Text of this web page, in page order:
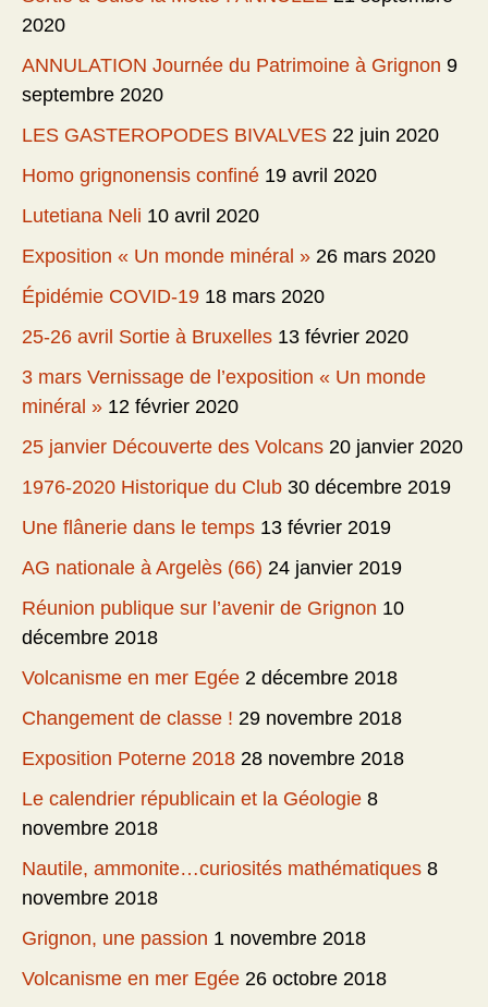
2020
ANNULATION Journée du Patrimoine à Grignon 9
septembre 2020
LES GASTEROPODES BIVALVES 22 juin 2020
Homo grignonensis confiné 19 avril 2020
Lutetiana Neli 10 avril 2020
Exposition « Un monde minéral » 26 mars 2020
Épidémie COVID-19 18 mars 2020
25-26 avril Sortie à Bruxelles 13 février 2020
3 mars Vernissage de l’exposition « Un monde
minéral » 12 février 2020
25 janvier Découverte des Volcans 20 janvier 2020
1976-2020 Historique du Club 30 décembre 2019
Une flânerie dans le temps 13 février 2019
AG nationale à Argelès (66) 24 janvier 2019
Réunion publique sur l’avenir de Grignon 10
décembre 2018
Volcanisme en mer Egée 2 décembre 2018
Changement de classe ! 29 novembre 2018
Exposition Poterne 2018 28 novembre 2018
Le calendrier républicain et la Géologie 8
novembre 2018
Nautile, ammonite…curiosités mathématiques 8
novembre 2018
Grignon, une passion 1 novembre 2018
Volcanisme en mer Egée 26 octobre 2018